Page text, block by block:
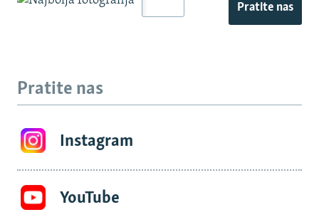
Pratite nas
Pratite nas
Instagram
YouTube